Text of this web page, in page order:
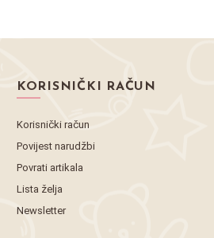
KORISNIČKI RAČUN
Korisnički račun
Povijest narudžbi
Povrati artikala
Lista želja
Newsletter